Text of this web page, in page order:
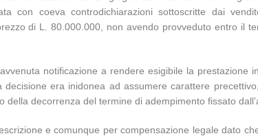
con coeva controdichiarazioni sottoscritte dai
di L. 80.000.000, non avendo provveduto entro il
notificazione a rendere esigibile la
era inidonea ad assumere carattere
decorrenza del termine di adempimento fissato
e comunque per compensazione legale dato